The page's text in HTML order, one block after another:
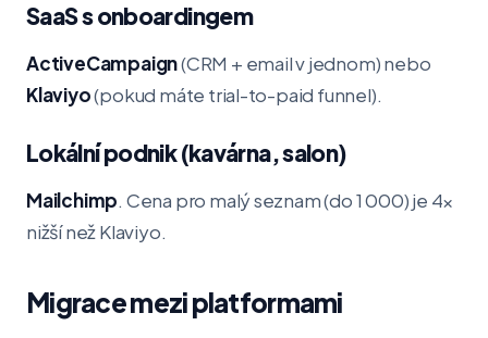
SaaS s onboardingem
ActiveCampaign(CRM + email v jednom) nebo
Klaviyo(pokud máte trial-to-paid funnel).
Lokální podnik (kavárna, salon)
Mailchimp. Cena pro malý seznam (do 1 000) je 4×
nižší než Klaviyo.
Migrace mezi platformami